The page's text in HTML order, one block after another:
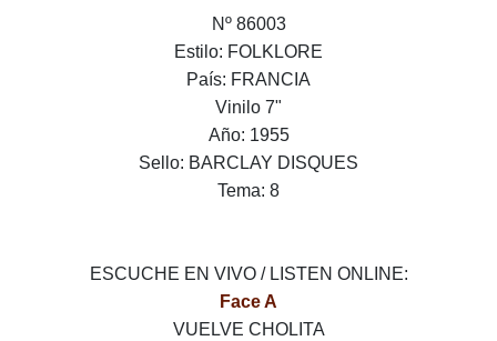
Nº 86003
Estilo: FOLKLORE
País: FRANCIA
Vinilo 7"
Año: 1955
Sello: BARCLAY DISQUES
Tema: 8
ESCUCHE EN VIVO / LISTEN ONLINE:
Face A
VUELVE CHOLITA